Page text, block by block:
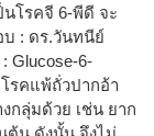
นโรคจี 6-พีดี จะ
บ : ดร.วันทนีย์
Glucose-6-
รคแพ้ถั่วปากอ้า
กลุ่มด้วย เช่น ยาก